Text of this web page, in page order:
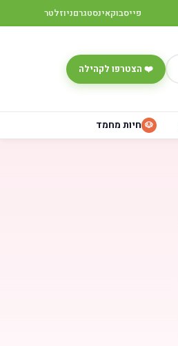
פייסבוקאינסטגרםניוזלטר
❤️ הצטרפו לקהילה
🐶 חיות מחמד